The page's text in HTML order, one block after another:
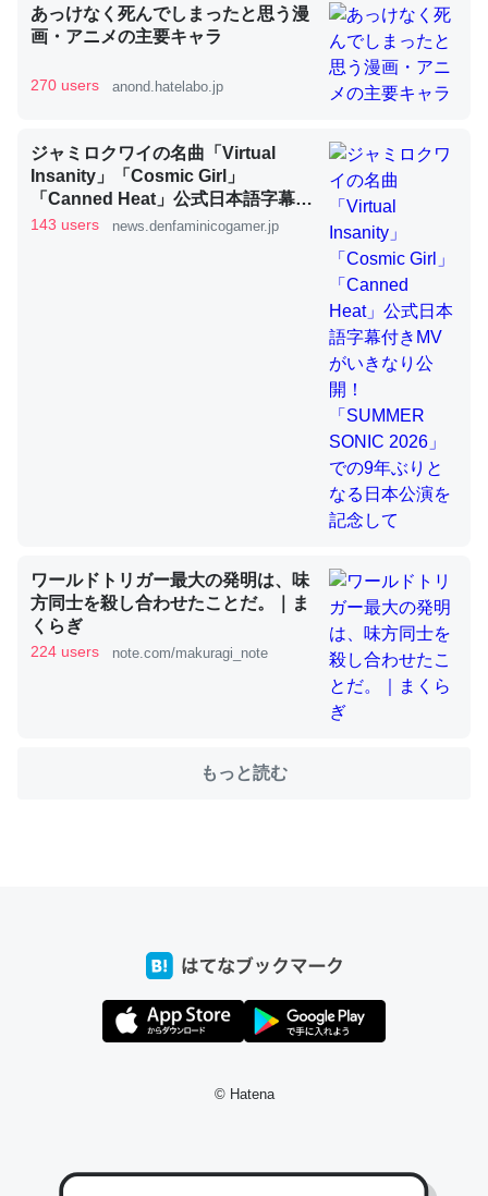
論文では「淡水はカルシウムも酸素も不足してて両方に不
利だから両方が拮抗してるのでは」とあって面白い。海に
いる鋏角類（カブトガニ・ウミグモ）はカルシウムを使わ
ずキチンを強化してる筈だが、酵素が違うのか？
いのか」に関する新仮説
これを元に考えるとカルシウムを大量に使う脊椎動物と貝
類は苦労してるんだな…。腹足類だと殻を無くしてナメク
─ニュース :: 【研究発表】昆虫学の大問題＝「昆虫はなぜ海にいな
ウチもEchoを実家に置いて４年。でたまに覗いてる。ぼ
位置情報を共有してる。電池残量や充電中かが分かるので
これ見て生きてるなって分かる。
─たまにLINEするくらいだった遠方の父67歳と僕。ITツール導入で
コミュニケーションが劇的に変化した｜tayorini by LIFULL介護
たいなのでネット環境作ったけどAlexaしか使わないので
あっけなく死んでしまったと思う漫
画・アニメの主要キャラ
270 users anond.hatelabo.jp
ジャミロクワイの名曲「Virtual
Insanity」「Cosmic Girl」
「Canned Heat」公式日本語字幕付
きMVがいきなり公開！「SUMMER
143 users news.denfaminicogamer.jp
ワールドトリガー最大の発明は、味
方同士を殺し合わせたことだ。｜ま
くらぎ
224 users note.com/makuragi_note
もっと読む
© Hatena